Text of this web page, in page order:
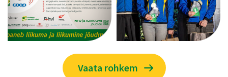
Vaata rohkem